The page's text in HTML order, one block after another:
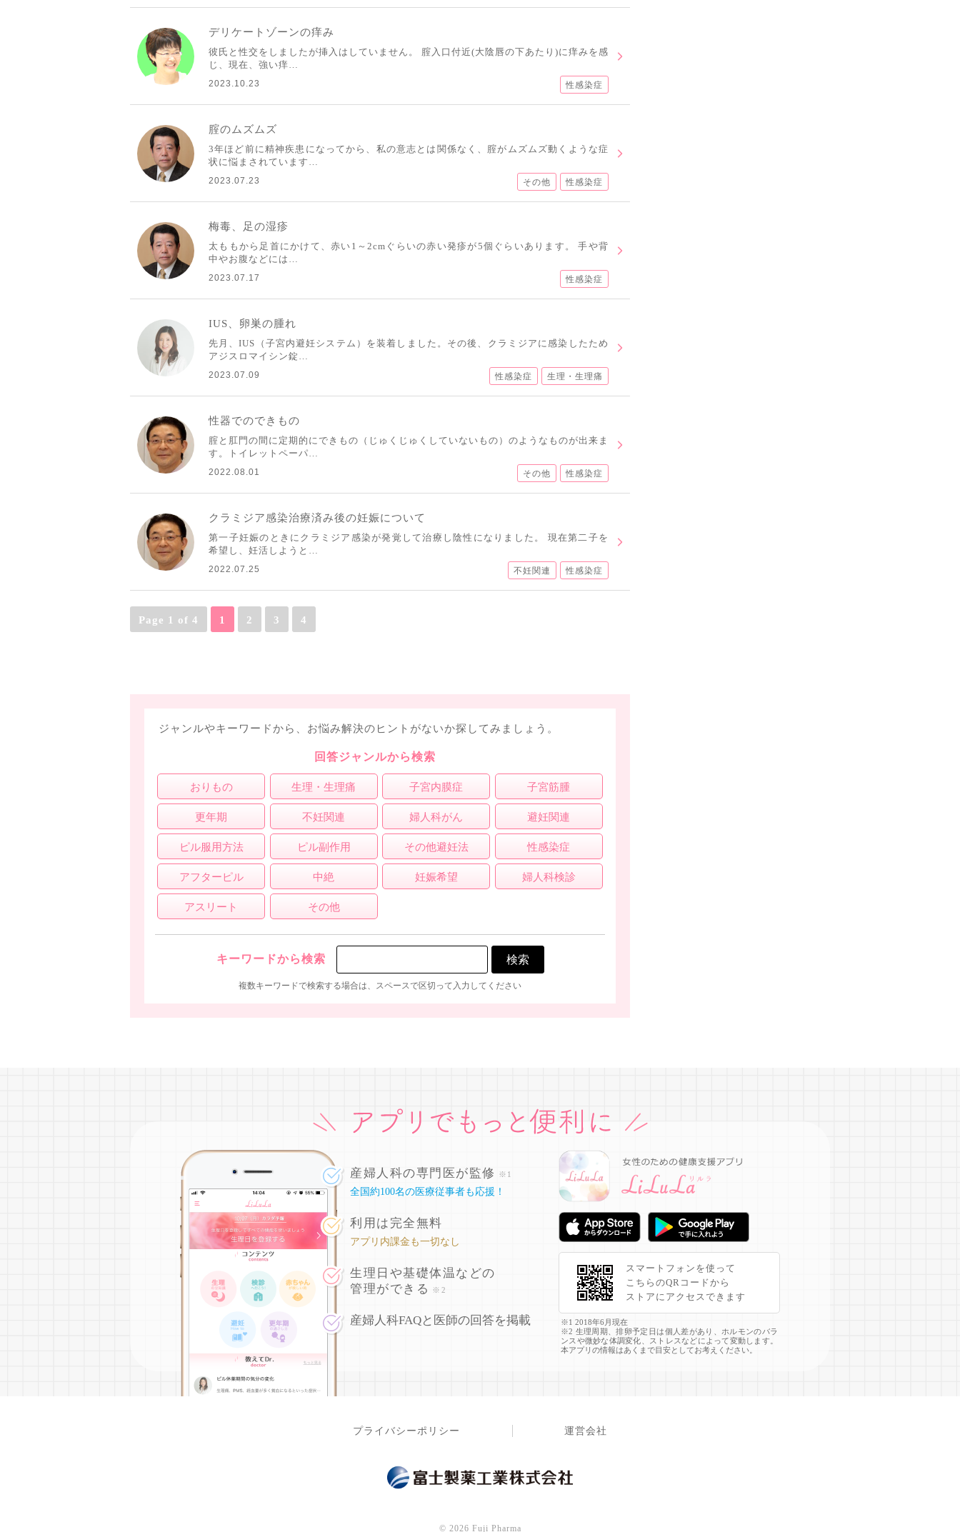
デリケートゾーンの痒み
彼氏と性交をしましたが挿入はしていません。 腟入口付近(大陰唇の下あたり)に痒みを感
じ、現在、強い痒…
2023.10.23 性感染症
腟のムズムズ
3年ほど前に精神疾患になってから、私の意志とは関係なく、腟がムズムズ動くような症
状に悩まされています…
2023.07.23 その他 性感染症
梅毒、足の湿疹
太ももから足首にかけて、赤い1～2cmぐらいの赤い発疹が5個ぐらいあります。 手や背
中やお腹などには…
2023.07.17 性感染症
IUS、卵巣の腫れ
先月、IUS（子宮内避妊システム）を装着しました。その後、クラミジアに感染したため
アジスロマイシン錠…
2023.07.09 性感染症 生理・生理痛
性器でのできもの
腟と肛門の間に定期的にできもの（じゅくじゅくしていないもの）のようなものが出来ま
す。トイレットペーパ…
2022.08.01 その他 性感染症
クラミジア感染治療済み後の妊娠について
第一子妊娠のときにクラミジア感染が発覚して治療し陰性になりました。 現在第二子を
希望し、妊活しようと…
2022.07.25 不妊関連 性感染症
Page 1 of 4 1 2 3 4
ジャンルやキーワードから、お悩み解決のヒントがないか探してみましょう。
回答ジャンルから検索
おりもの 生理・生理痛 子宮内膜症 子宮筋腫
更年期 不妊関連 婦人科がん 避妊関連
ピル服用方法 ピル副作用 その他避妊法 性感染症
アフターピル 中絶 妊娠希望 婦人科検診
アスリート その他
キーワードから検索
複数キーワードで検索する場合は、スペースで区切って入力してください
産婦人科の専門医が監修 ※1
全国約100名の医療従事者も応援！
利用は完全無料
アプリ内課金も一切なし
生理日や基礎体温などの
管理ができる
※2
産婦人科FAQと医師の回答を掲載
スマートフォンを使って
こちらのQRコードから
ストアにアクセスできます
※1 2018年6月現在
※2 生理周期、排卵予定日は個人差があり、ホルモンのバラ
ンスや微妙な体調変化、ストレスなどによって変動します。
本アプリの情報はあくまで目安としてお考えください。
プライバシーポリシー 運営会社
© 2026 Fuji Pharma